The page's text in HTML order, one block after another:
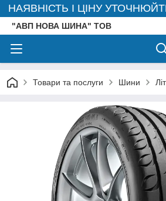
НАЯВНІСТЬ І ЦІНУ
"АВП НОВА ШИНА" ТОВ
Товари та послуги Шини